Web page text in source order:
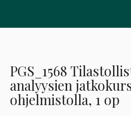
PGS_1568
analyysien
ohjelmistolla, 1 op